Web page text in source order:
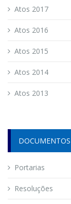
Atos 2017
Atos 2016
Atos 2015
Atos 2014
Atos 2013
DOCUMENTOS
Portarias
Resoluções